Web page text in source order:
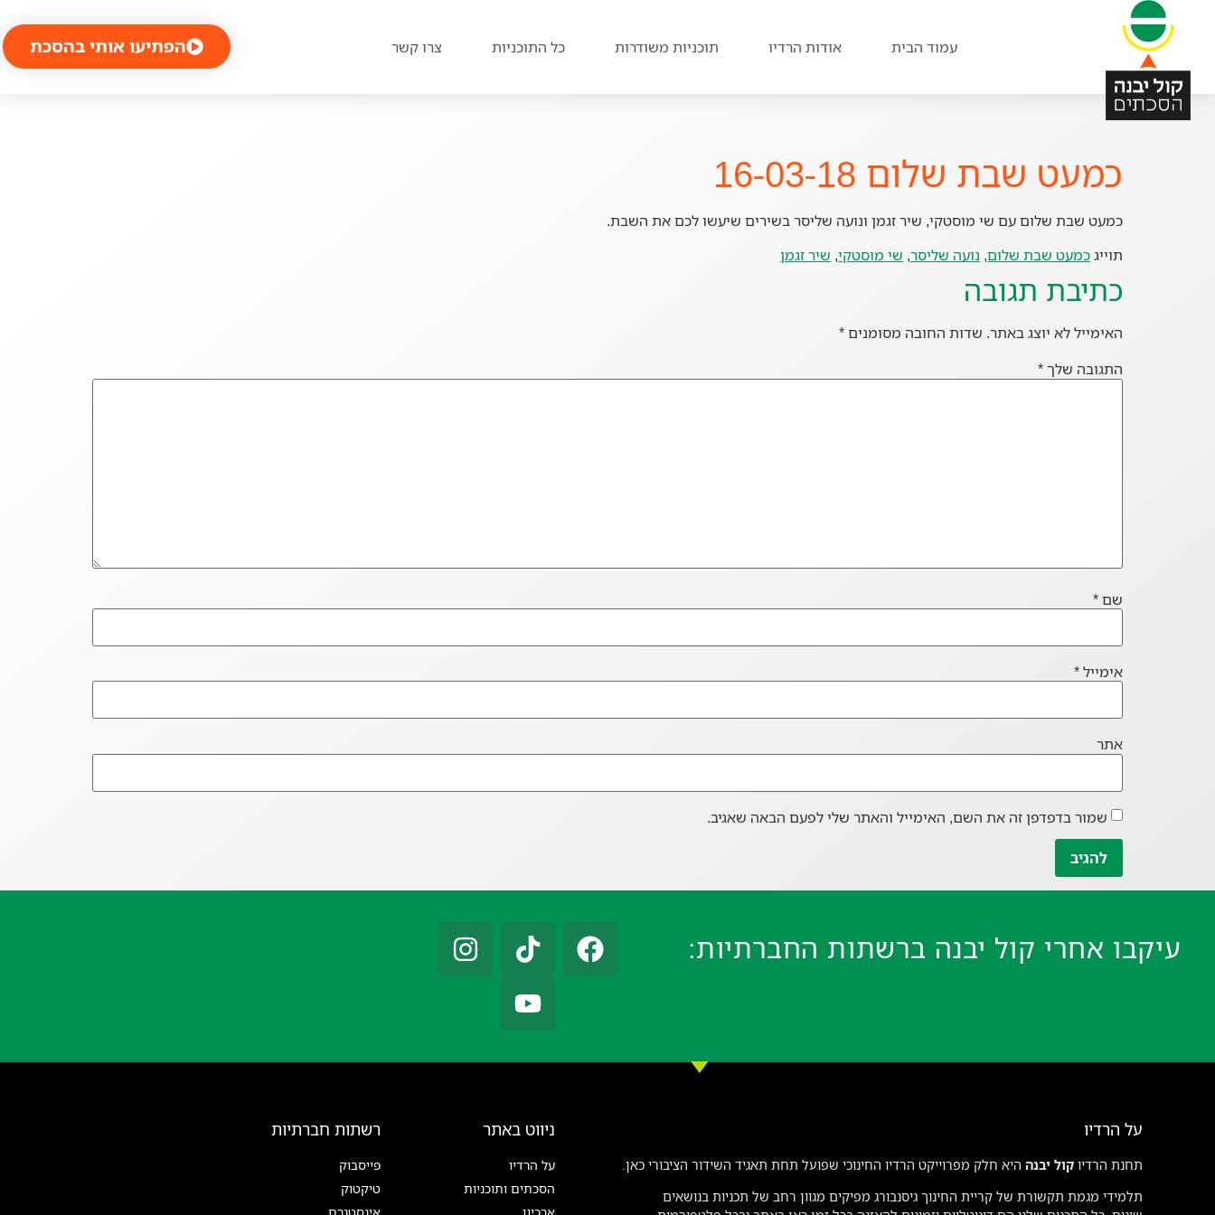
עמוד הבית אודות הרדיו תוכניות משודרות כל התוכניות צרו קשר הפתיעו אותי בהסכת
כמעט שבת שלום 16-03-18
כמעט שבת שלום עם שי מוסטקי, שיר זגמן ונועה שליסר בשירים שיעשו לכם את השבת.
תוייגכמעט שבת שלום, נועה שליסר, שי מוסטקי, שיר זגמן
כתיבת תגובה
האימייל לא יוצג באתר. שדות החובה מסומנים*
התגובה שלך*
שם*
אימייל*
אתר
שמור בדפדפן זה את השם, האימייל והאתר שלי לפעם הבאה שאגיב.
עיקבו אחרי קול יבנה ברשתות החברתיות:
על הרדיו
תחנת הרדיו קול יבנה היא חלק מפרוייקט הרדיו החינוכי שפועל תחת תאגיד השידור הציבורי כאן.
תלמידי מגמת תקשורת של קריית החינוך גיסנבורג מפיקים מגוון רחב של תכניות בנושאים
ניווט באתר
על הרדיו
הסכתים ותוכניות
רשתות חברתיות
פייסבוק
טיקטוק